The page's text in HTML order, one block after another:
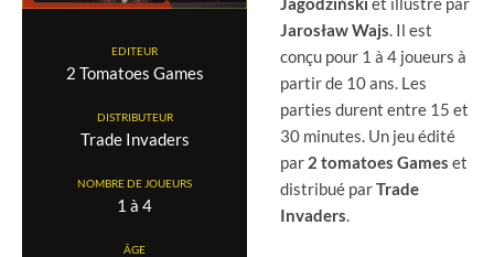
EDITEUR
2 Tomatoes Games
DISTRIBUTEUR
Trade Invaders
NOMBRE DE JOUEURS
1 à 4
ÂGE
Jarosław Wajs. Il est
conçu pour 1 à 4 joueurs à
partir de 10 ans. Les
parties durent entre 15 et
30 minutes. Un jeu édité
par 2 tomatoes Games et
distribué parTrade
Invaders.